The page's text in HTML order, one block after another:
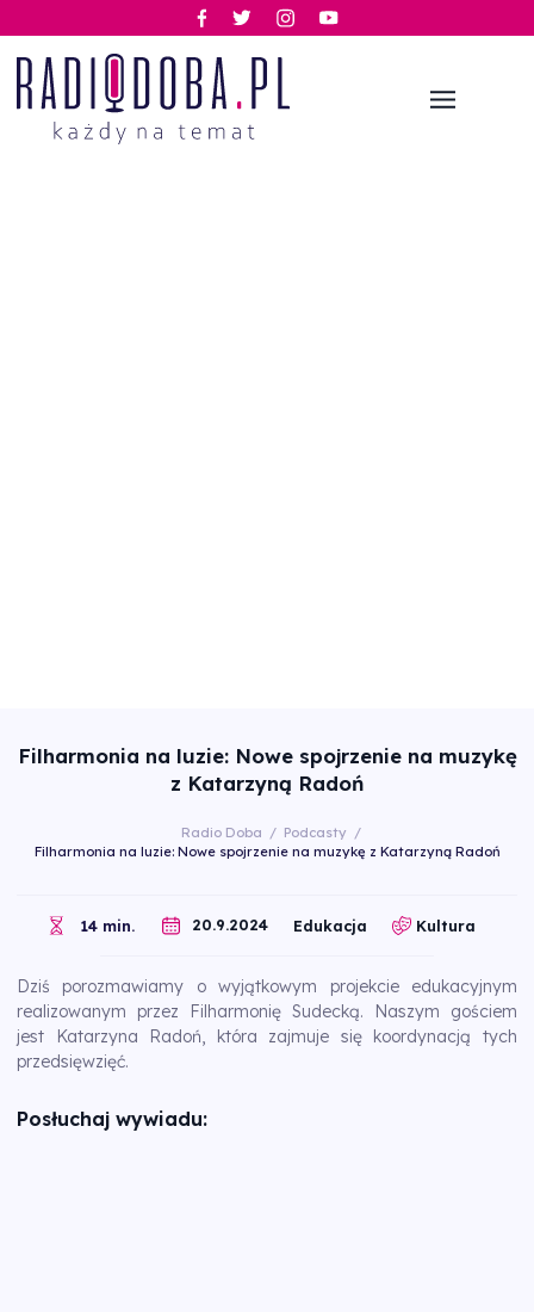
Filharmonia na luzie: Nowe spojrzenie na muzykę
z Katarzyną Radoń
Radio Doba / Podcasty /
Filharmonia na luzie: Nowe spojrzenie na muzykę z Katarzyną Radoń
14 min. 20.9.2024 Edukacja Kultura
Dziś porozmawiamy o wyjątkowym projekcie edukacyjnym
realizowanym przez Filharmonię Sudecką. Naszym gościem
jest Katarzyna Radoń, która zajmuje się koordynacją tych
przedsięwzięć.
Posłuchaj wywiadu: